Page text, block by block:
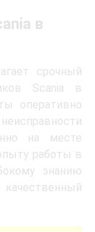
в
срочный
Scania в
оперативно
на месте
работы в
знанию